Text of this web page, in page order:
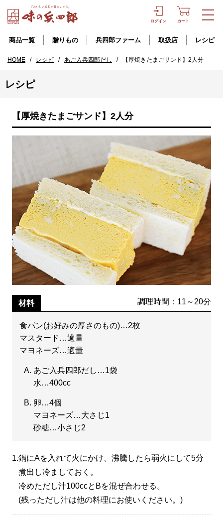
ログイン カート
商品一覧 贈りもの 兵四郎ファーム 取扱店 レシピ
HOME / レシピ / あご入兵四郎だし / 【厚焼きたまごサンド】2人分
レシピ
【厚焼きたまごサンド】2人分
材料 調理時間：11～20分
食パン(お好みの厚さのもの)…2枚
マスタード…適量
マヨネーズ…適量
あご入兵四郎だし…1袋
水…400cc
卵…4個
マヨネーズ…大さじ1
砂糖…小さじ2
1.鍋にAを入れて火にかけ、沸騰したら弱火にして5分
煮出し冷ましておく。
冷めただし汁100ccとBを混ぜ合わせる。
(残っただし汁は他の料理にお使いください。)